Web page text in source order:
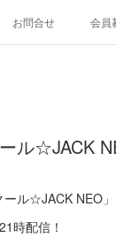
お問合せ 会員
ル☆JACK
ル☆JACK NEO」
時配信！